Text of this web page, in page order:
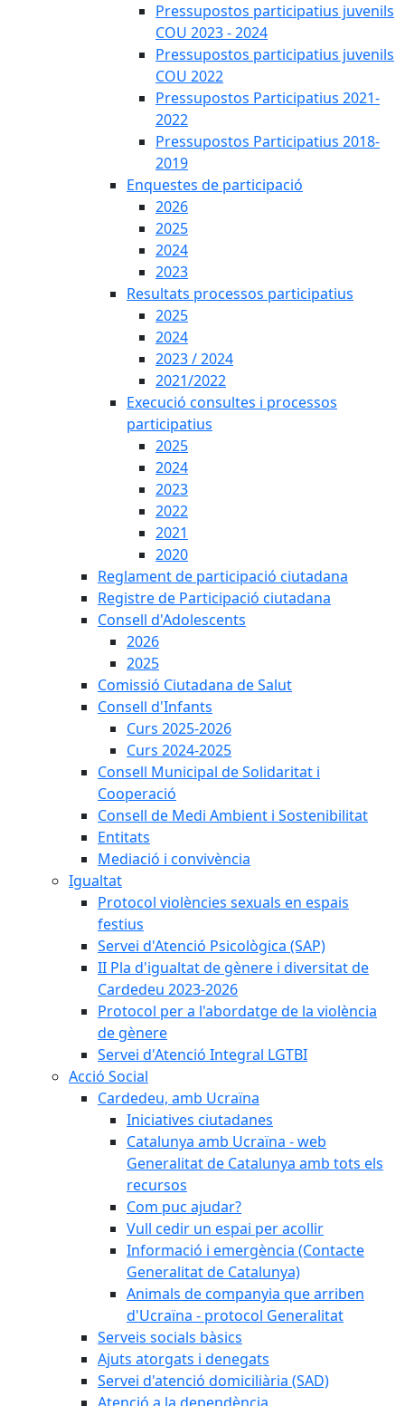
Pressupostos participatius juvenils
COU 2023 - 2024
Pressupostos participatius juvenils
COU 2022
Pressupostos Participatius 2021-
2022
Pressupostos Participatius 2018-
2019
Enquestes de participació
2026
2025
2024
2023
Resultats processos participatius
2025
2024
2023 / 2024
2021/2022
Execució consultes i processos
participatius
2025
2024
2023
2022
2021
2020
Reglament de participació ciutadana
Registre de Participació ciutadana
Consell d'Adolescents
2026
2025
Comissió Ciutadana de Salut
Consell d'Infants
Curs 2025-2026
Curs 2024-2025
Consell Municipal de Solidaritat i
Cooperació
Consell de Medi Ambient i Sostenibilitat
Entitats
Mediació i convivència
Igualtat
Protocol violències sexuals en espais
festius
Servei d'Atenció Psicològica (SAP)
II Pla d'igualtat de gènere i diversitat de
Cardedeu 2023-2026
Protocol per a l'abordatge de la violència
de gènere
Servei d'Atenció Integral LGTBI
Acció Social
Cardedeu, amb Ucraïna
Iniciatives ciutadanes
Catalunya amb Ucraïna - web
Generalitat de Catalunya amb tots els
recursos
Com puc ajudar?
Vull cedir un espai per acollir
Informació i emergència (Contacte
Generalitat de Catalunya)
Animals de companyia que arriben
d'Ucraïna - protocol Generalitat
Serveis socials bàsics
Ajuts atorgats i denegats
Servei d'atenció domiciliària (SAD)